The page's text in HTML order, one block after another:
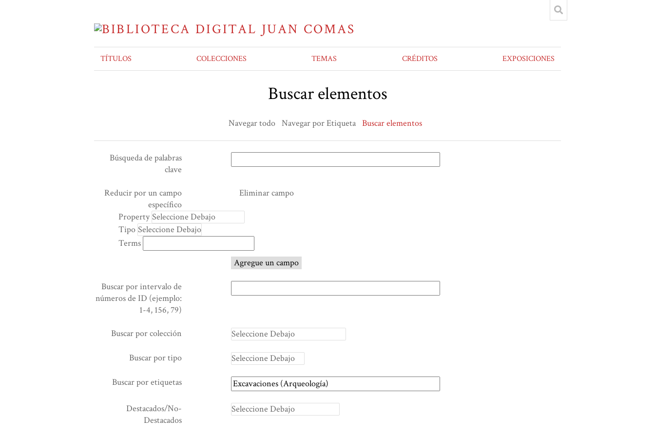
TÍTULOS COLECCIONES TEMAS CRÉDITOS EXPOSICIONES
Buscar elementos
Navegar todo Navegar por Etiqueta Buscar elementos
Búsqueda de palabras
clave
campo
específico":
Reducir por un campo
específico
Search Property
Tipo de búsqueda
Términos de búsqueda
Ensamblador de Búsqueda Eliminar campo
Property
Tipo
Terms
Agregue un campo
Buscar por intervalo de
números de ID (ejemplo:
1-4, 156, 79)
Buscar por colección
Buscar por tipo
Buscar por etiquetas
Destacados/No-
Destacados